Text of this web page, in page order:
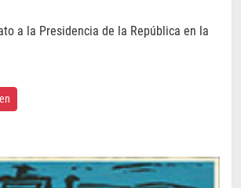
a la Presidencia de la República en la